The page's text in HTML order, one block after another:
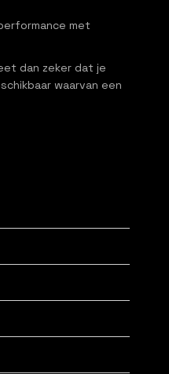
met
dan zeker dat je
waarvan een